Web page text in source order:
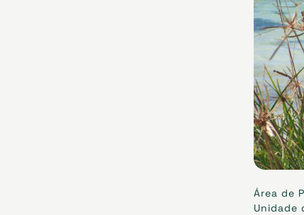
Área de
Unidade